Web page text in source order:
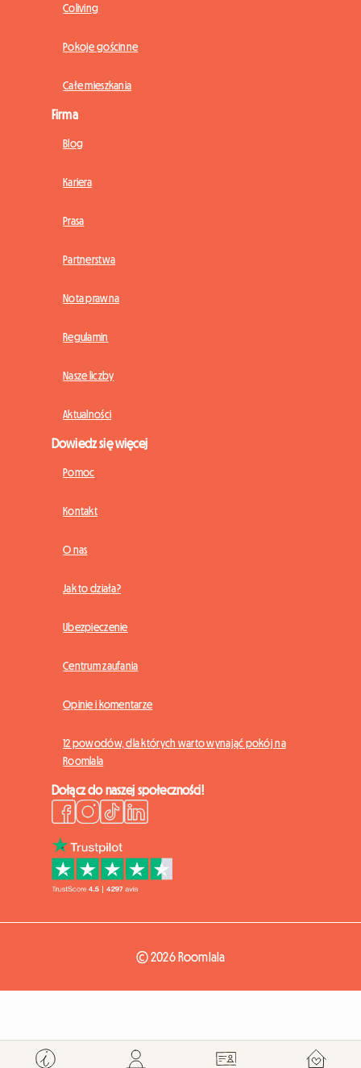
Coliving
Pokoje gościnne
Całe mieszkania
Firma
Blog
Kariera
Prasa
Partnerstwa
Nota prawna
Regulamin
Nasze liczby
Aktualności
Dowiedz się więcej
Pomoc
Kontakt
O nas
Jak to działa?
Ubezpieczenie
Centrum zaufania
Opinie i komentarze
12 powodów, dla których warto wynająć pokój na
Roomlala
Dołącz do naszej społeczności!
© 2026 Roomlala